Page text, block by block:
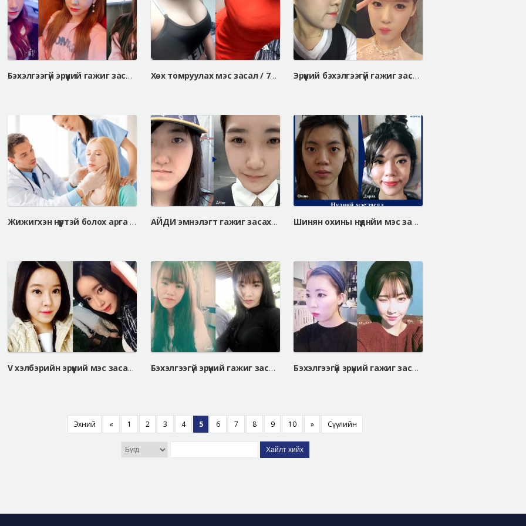
Бэхэлгээгүй эрүүний гажиг засах мэс засал, V-line дөрвөлжин эрүүний мэс засал Хөх томруулах мэс засал / 75A => 75C Эрүүний бэхэлгээгүй гажиг засах мэс засал, V хэлбэрийн эрүүний мэс засал
Жижигхэн нүүртэй болох арга , дөрвөлжин эрүү тайрлаа гээд оворгүй харагдах боломжтой юу? АЙДИ эмнэлэгт гажиг засах мэс засал хийлгэсний дараа Шинян охины нүднйи мэс заслын өмнө ба дараа
V хэлбэрийн эрүүний мэс засал, нүд нээх булчин чангалах мэс засал Бэхэлгээгүй эрүүний гажиг засах мэс засал, V хэлбэрийн эрүүний мэс засал Бэхэлгээгүй эрүүний гажиг засах мэс засал, шанаа багасгах мэс засал, V хэлбэрийн эрүүний мэс засал
Эхний « 1 2 3 4 5 6 7 8 9 10 » Сүүлийн
Хайлт хийх